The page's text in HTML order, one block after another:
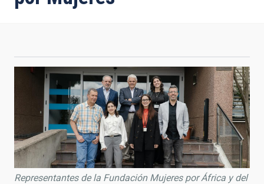
Representantes de la Fundación Mujeres por África y del